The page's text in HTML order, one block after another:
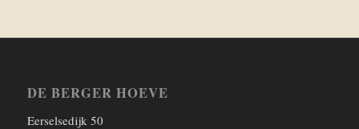
DE BERGER HOEVE
Eerselsedijk 50